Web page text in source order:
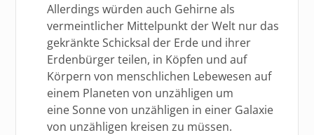
Allerdings würden auch Gehirne als
vermeintlicher Mittelpunkt der Welt nur das
gekränkte Schicksal der Erde und ihrer
Erdenbürger teilen, in Köpfen und auf
Körpern von menschlichen Lebewesen auf
einem Planeten von unzähligen um
eine Sonne von unzähligen in einer Galaxie
von unzähligen kreisen zu müssen.